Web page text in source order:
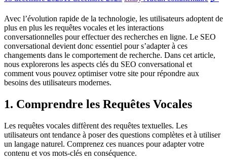
Avec l’évolution rapide de la technologie, les utilisateurs adoptent de
plus en plus les requêtes vocales et les interactions
conversationnelles pour effectuer des recherches en ligne. Le SEO
conversational devient donc essentiel pour s’adapter à ces
changements dans le comportement de recherche. Dans cet article,
nous explorerons les aspects clés du SEO conversational et
comment vous pouvez optimiser votre site pour répondre aux
besoins des utilisateurs modernes.
1. Comprendre les Requêtes Vocales
Les requêtes vocales diffèrent des requêtes textuelles. Les
utilisateurs ont tendance à poser des questions complètes et à utiliser
un langage naturel. Comprenez ces nuances pour adapter votre
contenu et vos mots-clés en conséquence.